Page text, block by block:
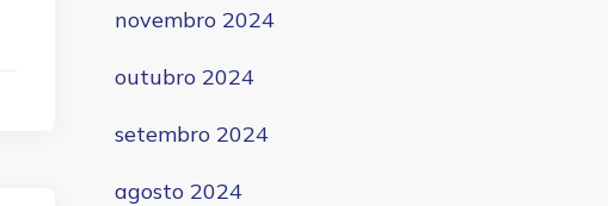
novembro 2024
outubro 2024
setembro 2024
agosto 2024